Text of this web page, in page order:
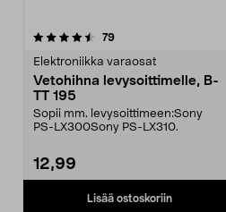
79arvostelut
Elektroniikka varaosat
Vetohihna levysoittimelle, B-
TT 195
Sopii mm. levysoittimeen:Sony
PS-LX300Sony PS-LX310.
12,99
Lisää ostoskoriin
4.5 viidestä